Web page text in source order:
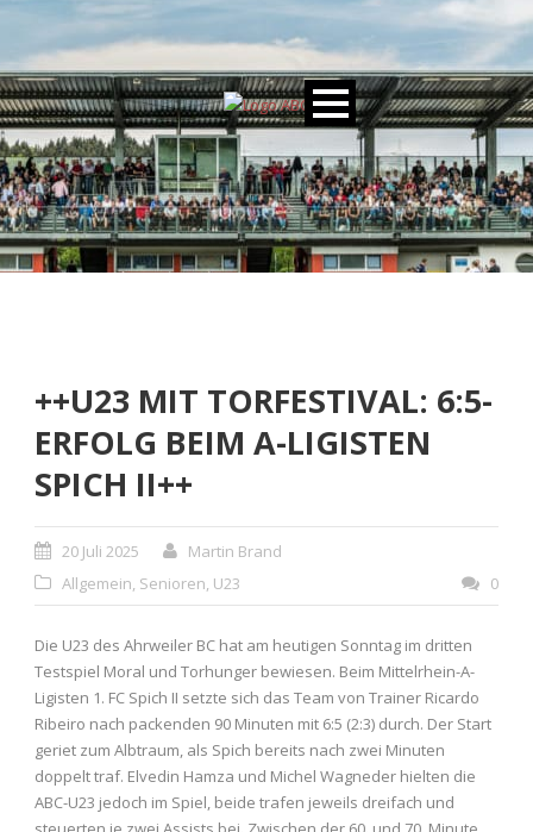
++U23 MIT TORFESTIVAL: 6:5-
ERFOLG BEIM A-LIGISTEN
SPICH II++
20 Juli 2025
Martin Brand
Allgemein Senioren U23 0
Die U23 des Ahrweiler BC hat am heutigen Sonntag im dritten
Testspiel Moral und Torhunger bewiesen. Beim Mittelrhein-A-
Ligisten 1. FC Spich II setzte sich das Team von Trainer Ricardo
Ribeiro nach packenden 90 Minuten mit 6:5 (2:3) durch. Der Start
geriet zum Albtraum, als Spich bereits nach zwei Minuten
doppelt traf. Elvedin Hamza und Michel Wagneder hielten die
ABC-U23 jedoch im Spiel, beide trafen jeweils dreifach und